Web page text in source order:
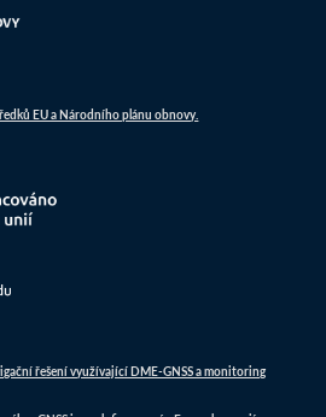
EU a Národního plánu obnovy.
řešení využívající DME-GNSS a monitoring